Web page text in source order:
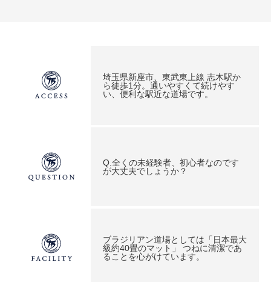
埼玉県新座市、東武東上線 志木駅か
ら徒歩1分。通いやすくて続けやす
い、便利な駅近な道場です。
Q.全くの未経験者、初心者なのです
が大丈夫でしょうか？
ブラジリアン道場としては「日本最大
級約40畳のマット」 つねに清潔であ
ることを心がけています。